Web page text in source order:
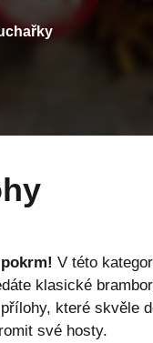
V této
klasické
které skvěle
své hosty.